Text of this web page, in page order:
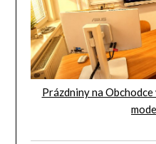
Prázdniny na